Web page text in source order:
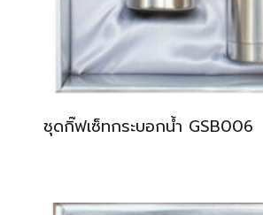
ชุดกิ๊ฟเซ็ทกระบอกน้ำ GSB006